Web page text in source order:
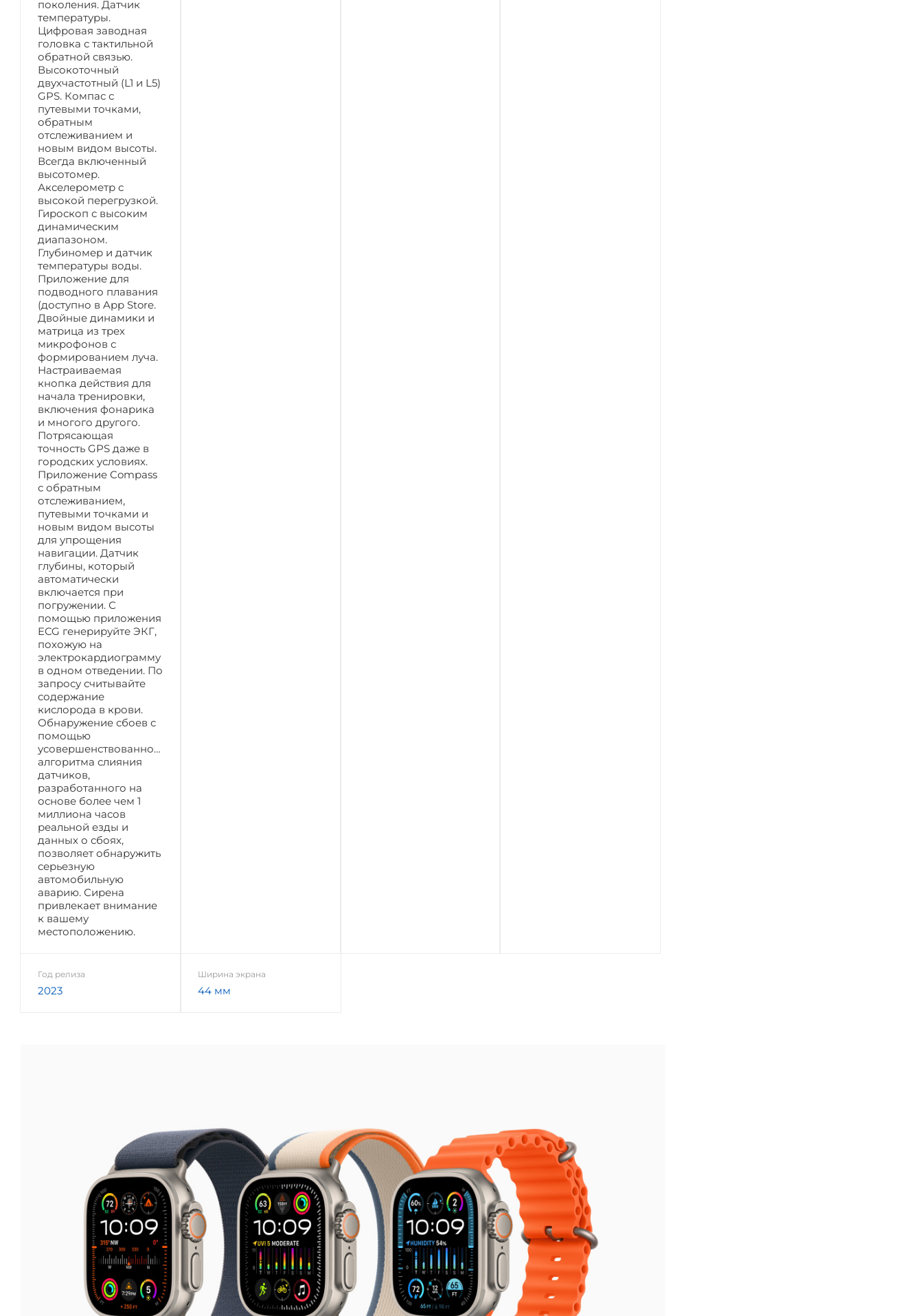
поколения. Датчик
температуры.
Цифровая заводная
головка с тактильной
обратной связью.
Высокоточный
двухчастотный (L1 и L5)
GPS. Компас с
путевыми точками,
обратным
отслеживанием и
новым видом высоты.
Всегда включенный
высотомер.
Акселерометр с
высокой перегрузкой.
Гироскоп с высоким
динамическим
диапазоном.
Глубиномер и датчик
температуры воды.
Приложение для
подводного плавания
(доступно в App Store.
Двойные динамики и
матрица из трех
микрофонов с
формированием луча.
Настраиваемая
кнопка действия для
начала тренировки,
включения фонарика
и многого другого.
Потрясающая
точность GPS даже в
городских условиях.
Приложение Compass
с обратным
отслеживанием,
путевыми точками и
новым видом высоты
для упрощения
навигации. Датчик
глубины, который
автоматически
включается при
погружении. С
помощью приложения
ECG генерируйте ЭКГ,
похожую на
электрокардиограмму
в одном отведении. По
запросу считывайте
содержание
кислорода в крови.
Обнаружение сбоев с
помощью
усовершенствованного
алгоритма слияния
датчиков,
разработанного на
основе более чем 1
миллиона часов
реальной езды и
данных о сбоях,
позволяет обнаружить
серьезную
автомобильную
аварию. Сирена
привлекает внимание
к вашему
местоположению.
Год релиза
2023
Ширина экрана
44 мм